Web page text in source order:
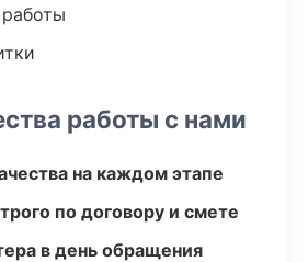
работы с нами
на каждом этапе
по договору и смете
в день обращения